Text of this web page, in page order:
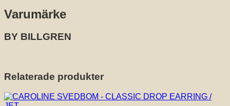
Varumärke
BY BILLGREN
Relaterade produkter